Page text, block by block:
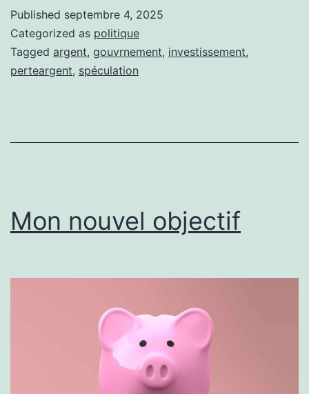
du
Québec
dans
Published septembre 4, 2025
Categorized as politique
Tagged argent, gouvrnement, investissement,
perteargent, spéculation
Mon nouvel objectif